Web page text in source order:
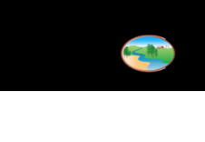
L'INFOLETTRE